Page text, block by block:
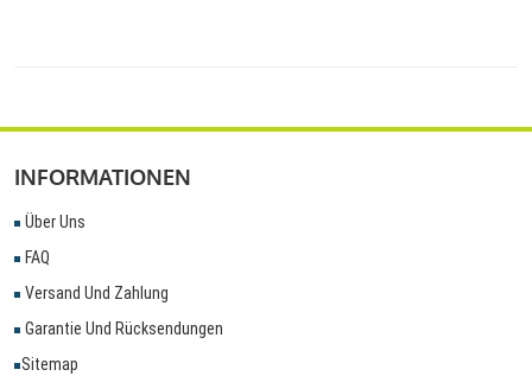
INFORMATIONEN
Über Uns
FAQ
Versand Und Zahlung
Garantie Und Rücksendungen
Sitemap